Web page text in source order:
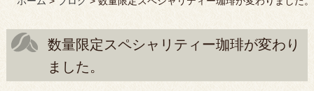
数量限定スペシャリティー珈琲が変わり
ました。